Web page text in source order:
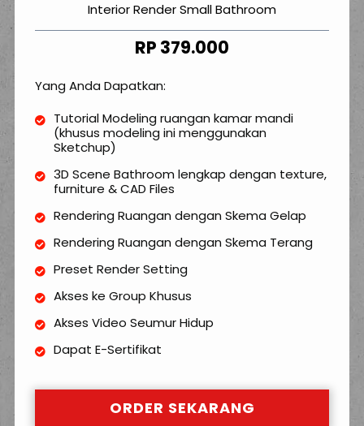
Interior Render Small Bathroom
RP 379.000
Yang Anda Dapatkan:
Tutorial Modeling ruangan kamar mandi
(khusus modeling ini menggunakan
Sketchup)
3D Scene Bathroom lengkap dengan texture,
furniture & CAD Files
Rendering Ruangan dengan Skema Gelap
Rendering Ruangan dengan Skema Terang
Preset Render Setting
Akses ke Group Khusus
Akses Video Seumur Hidup
Dapat E-Sertifikat
ORDER SEKARANG